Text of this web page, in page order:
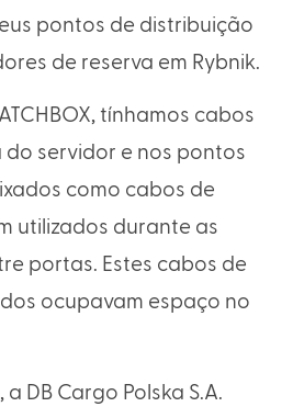
pontos de distribuição
de reserva em Rybnik.
tínhamos cabos
servidor e nos pontos
como cabos de
utilizados durante as
portas. Estes cabos de
ocupavam espaço no
a DB Cargo Polska S.A.